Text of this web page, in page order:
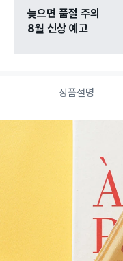
늦으면 품절 주의
8월 신상 예고
상품설명